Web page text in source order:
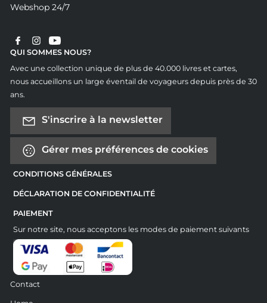
Webshop 24/7
QUI SOMMES NOUS?
Avec une collection unique de plus de 40.000 livres et cartes,
nous accueillons un large éventail de voyageurs depuis près de 30
ans.
S'inscrire à la newsletter
Gérer mes préférences de cookies
CONDITIONS GÉNÉRALES
DÉCLARATION DE CONFIDENTIALITÉ
PAIEMENT
Sur notre site, nous acceptons les modes de paiement suivants
Contact